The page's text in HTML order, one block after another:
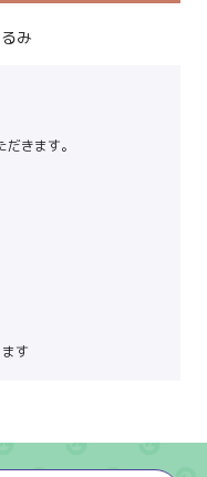
み
きます。
す